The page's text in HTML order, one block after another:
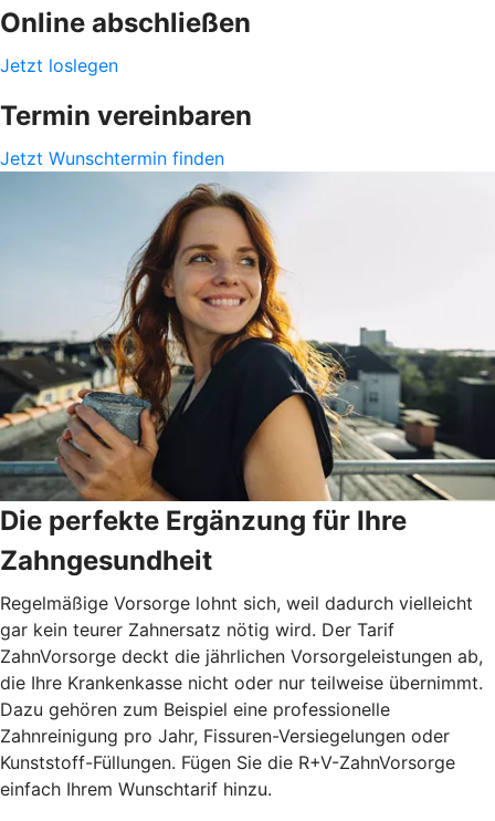
Online abschließen
Jetzt loslegen
Termin vereinbaren
Jetzt Wunschtermin finden
Die perfekte Ergänzung für Ihre
Zahngesundheit
Regelmäßige Vorsorge lohnt sich, weil dadurch vielleicht
gar kein teurer Zahnersatz nötig wird. Der Tarif
ZahnVorsorge deckt die jährlichen Vorsorgeleistungen ab,
die Ihre Krankenkasse nicht oder nur teilweise übernimmt.
Dazu gehören zum Beispiel eine professionelle
Zahnreinigung pro Jahr, Fissuren-Versiegelungen oder
Kunststoff-Füllungen. Fügen Sie die R+V-ZahnVorsorge
einfach Ihrem Wunschtarif hinzu.